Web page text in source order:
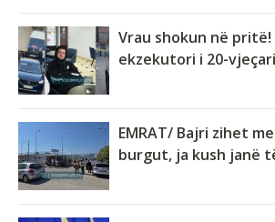
Vrau shokun në
ekzekutori i 20-
EMRAT/ Bajri zihet
burgut, ja kush janë